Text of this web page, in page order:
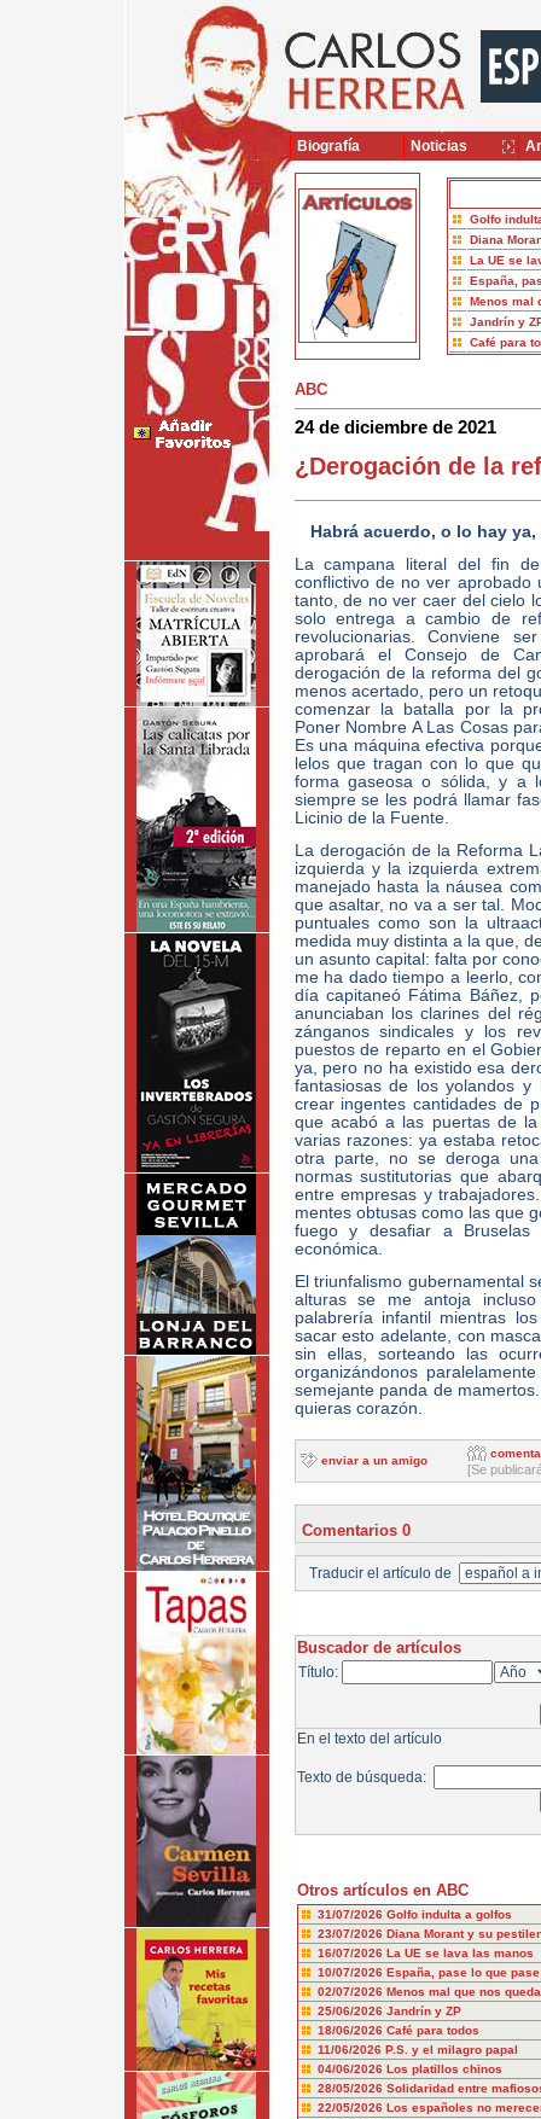
Golfo
Diana
La UE se
España,
Menos mal
Jandrín y
Café para
ABC
24 de diciembre de 2021
¿Derogación de la
Habrá acuerdo, o lo hay
La campana literal del fin
conflictivo de no ver aprobado
tanto, de no ver caer del cielo
solo entrega a cambio de
revolucionarias. Conviene
aprobará el Consejo de
derogación de la reforma del
menos acertado, pero un
comenzar la batalla por la
Poner Nombre A Las Cosas
Es una máquina efectiva
lelos que tragan con lo que
forma gaseosa o sólida, y a
siempre se les podrá llamar
Licinio de la Fuente.
La derogación de la Reforma
izquierda y la izquierda
manejado hasta la náusea
que asaltar, no va a ser tal.
puntuales como son la
medida muy distinta a la que,
un asunto capital: falta por
me ha dado tiempo a leerlo,
día capitaneó Fátima Báñez,
anunciaban los clarines del
zánganos sindicales y los
puestos de reparto en el
ya, pero no ha existido esa
fantasiosas de los yolandos
crear ingentes cantidades de
que acabó a las puertas de
varias razones: ya estaba
otra parte, no se deroga
normas sustitutorias que
entre empresas y
mentes obtusas como las que
fuego y desafiar a
económica.
El triunfalismo gubernamental
alturas se me antoja
palabrería infantil mientras
sacar esto adelante, con
sin ellas, sorteando las
organizándonos
semejante panda de
quieras corazón.
enviar a un amigo
[Se
Comentarios 0
Traducir el artículo de
Buscador de artículos
Título:
En el texto del artículo
Texto de búsqueda:
Otros artículos en ABC
31/07/2026 Golfo indulta a golfos
23/07/2026 Diana Morant y su
16/07/2026 La UE se lava las manos
10/07/2026 España, pase lo que pase
02/07/2026 Menos mal que nos
25/06/2026 Jandrín y ZP
18/06/2026 Café para todos
11/06/2026 P.S. y el milagro papal
04/06/2026 Los platillos chinos
28/05/2026 Solidaridad entre
22/05/2026 Los españoles no
Biografía Noticias